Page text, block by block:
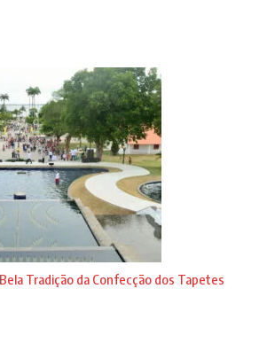
Tradição da Confecção dos Tapetes